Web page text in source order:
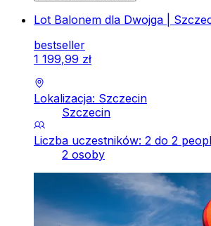
Lot Balonem dla Dwojga |
bestseller
1 199,99 zł
Lokalizacja: Szczecin
Szczecin
Liczba uczestników: 2 do 2
2 osoby